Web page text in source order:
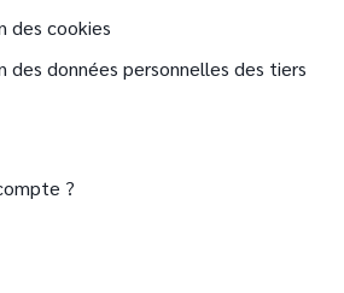
des cookies
des données personnelles des tiers
?